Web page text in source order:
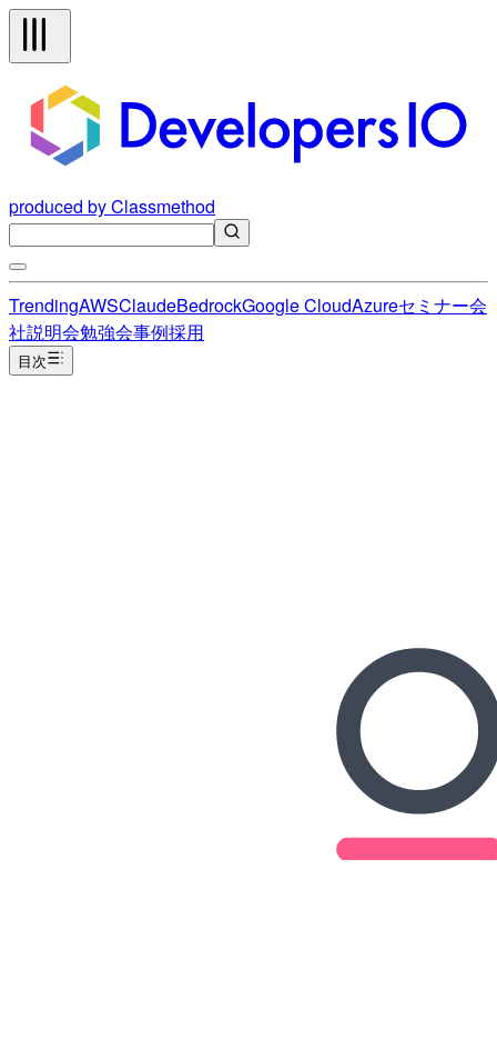
produced by Classmethod
TrendingAWSClaudeBedrockGoogle CloudAzureセミナー会
社説明会勉強会事例採用
目次